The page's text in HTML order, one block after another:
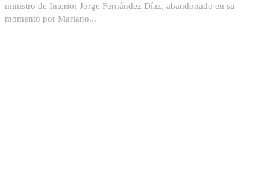
ministro de Interior Jorge Fernández Díaz, abandonado en su
momento por Mariano...